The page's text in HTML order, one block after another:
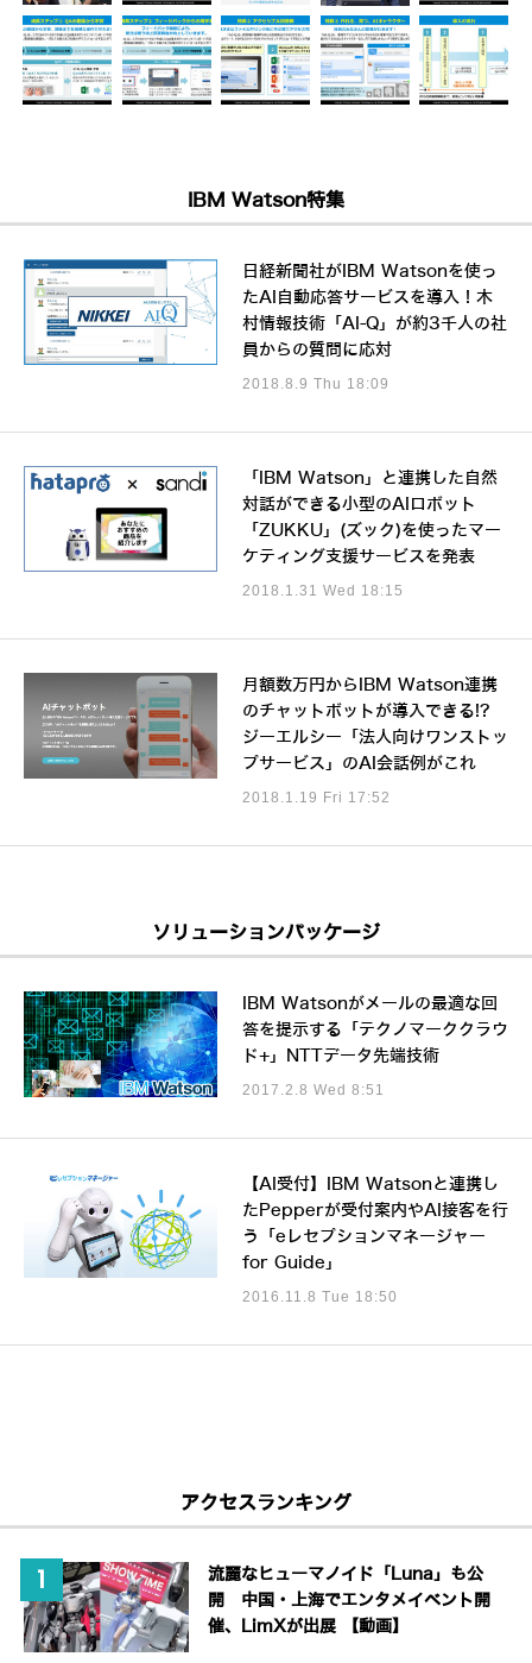
IBM Watson特集
日経新聞社がIBM Watsonを使っ
たAI自動応答サービスを導入！木
村情報技術「AI-Q」が約3千人の社
員からの質問に応対
2018.8.9 Thu 18:09
「IBM Watson」と連携した自然
対話ができる小型のAIロボット
「ZUKKU」(ズック)を使ったマー
ケティング支援サービスを発表
2018.1.31 Wed 18:15
月額数万円からIBM Watson連携
のチャットボットが導入できる!?
ジーエルシー「法人向けワンストッ
プサービス」のAI会話例がこれ
2018.1.19 Fri 17:52
ソリューションパッケージ
IBM Watsonがメールの最適な回
答を提示する「テクノマーククラウ
ド+」NTTデータ先端技術
2017.2.8 Wed 8:51
【AI受付】IBM Watsonと連携し
たPepperが受付案内やAI接客を行
う「eレセプションマネージャー
for Guide」
2016.11.8 Tue 18:50
アクセスランキング
流麗なヒューマノイド「Luna」も公
開 中国・上海でエンタメイベント開
催、LimXが出展 【動画】